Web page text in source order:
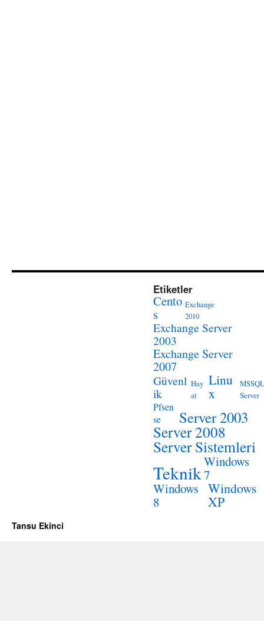
Etiketler
Cento
s
Exchange
2010
Exchange Server
2003
Exchange Server
2007
Güvenl
ik
Hay
at
Linu
x
MSSQL
Server
Pfsen
se
Server 2003
Server 2008
Server Sistemleri
TeknikWindows
7
Windows
8
Windows
XP
Tansu Ekinci